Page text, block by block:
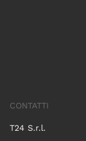
CONTATTI
T24 S.r.l.